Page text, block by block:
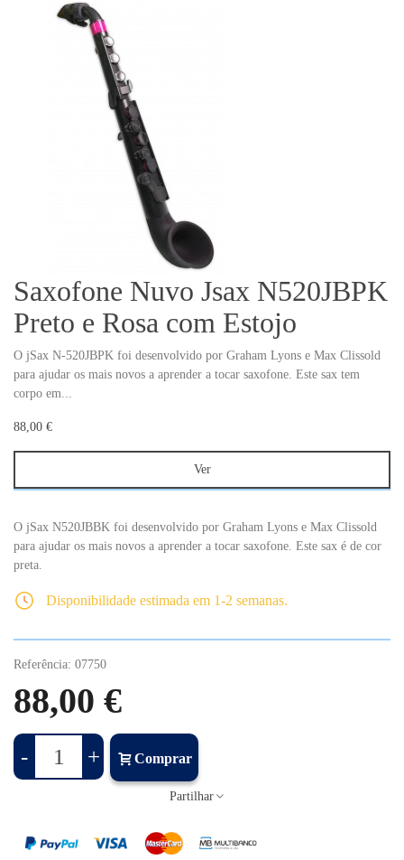
Saxofone Nuvo Jsax N520JBPK
Preto e Rosa com Estojo
O jSax N-520JBPK foi desenvolvido por Graham Lyons e Max Clissold
para ajudar os mais novos a aprender a tocar saxofone. Este sax tem
corpo em...
88,00 €
Ver
O jSax N520JBBK foi desenvolvido por Graham Lyons e Max Clissold
para ajudar os mais novos a aprender a tocar saxofone. Este sax é de cor
preta.
Disponibilidade estimada em 1-2 semanas.
Referência: 07750
88,00 €
- + Comprar
Partilhar